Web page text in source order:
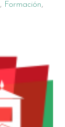
, Formación,